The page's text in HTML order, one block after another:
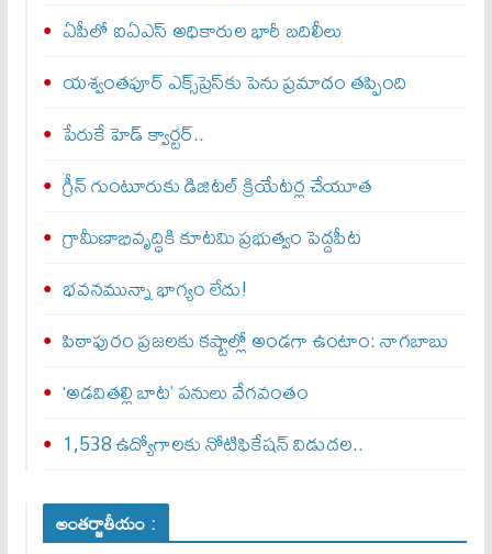
ఏపీలో ఐఏఎస్ అధికారుల భారీ బదిలీలు
యశ్వంతపూర్ ఎక్స్‌ప్రెస్‌కు పెను ప్రమాదం తప్పింది
పేరుకే హెడ్ క్వార్టర్..
గ్రీన్ గుంటూరుకు డిజిటల్ క్రియేటర్ల చేయూత
గ్రామీణాభివృద్ధికి కూటమి ప్రభుత్వం పెద్దపీట
భవనమున్నా భాగ్యం లేదు!
పిఠాపురం ప్రజలకు కష్టాల్లో అండగా ఉంటాం: నాగబాబు
‘అడవితల్లి బాట’ పనులు వేగవంతం
1,538 ఉద్యోగాలకు నోటిఫికేషన్ విడుదల..
అంతర్జాతీయం :